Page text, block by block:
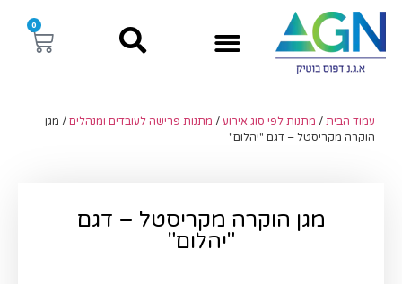
0
עמוד הבית / מתנות לפי סוג אירוע / מתנות פרישה לעובדים ומנהלים / מגן
הוקרה מקריסטל – דגם "יהלום"
מגן הוקרה מקריסטל – דגם
"יהלום"